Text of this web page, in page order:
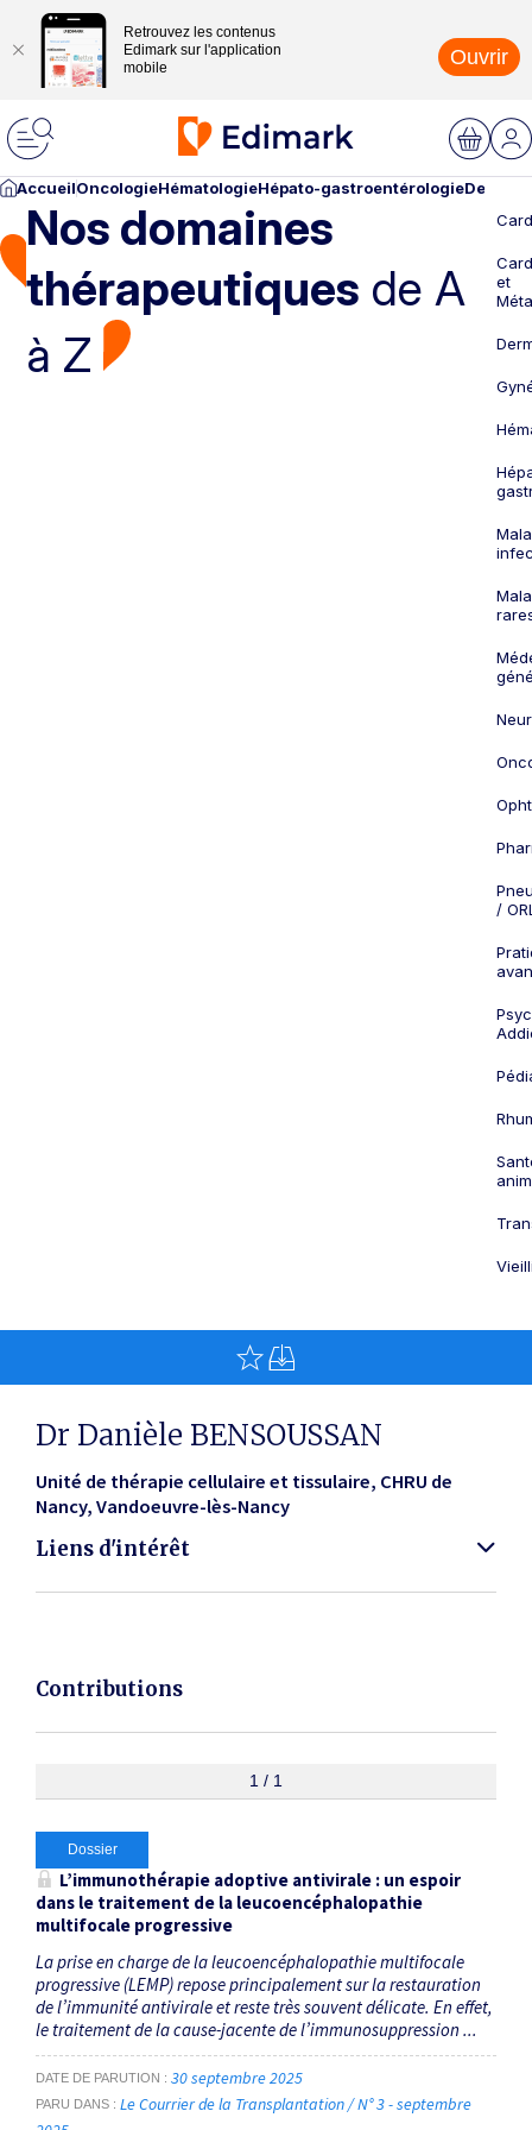
Retrouvez les contenus
Edimark sur l'application
mobile
Ouvrir
AccueilOncologieHématologieHépato-gastroentérologie
Nos domaines
thérapeutiques de A
à Z
et
/
Dr Danièle BENSOUSSAN
Unité de thérapie cellulaire et tissulaire, CHRU de
Nancy Vandoeuvre-lès-Nancy
Liens d'intérêt
Contributions
1 / 1
Dossier
L’immunothérapie adoptive antivirale : un espoir
dans le traitement de la leucoencéphalopathie
multifocale progressive
La prise en charge de la leucoencéphalopathie multifocale
progressive (LEMP) repose principalement sur la restauration
de l’immunité antivirale et reste très souvent délicate. En effet,
le traitement de la cause-jacente de l’immunosuppression ...
DATE DE PARUTION 30 septembre 2025
PARU DANS
Le Courrier de la Transplantation / N° 3 - septembre